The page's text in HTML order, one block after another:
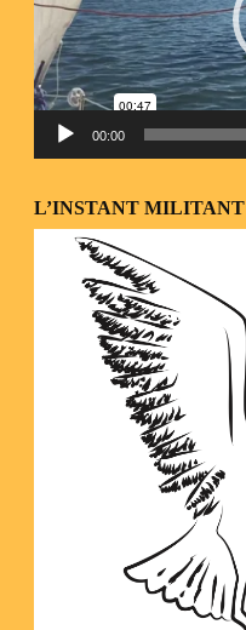
00:00
L’INSTANT MILITANT